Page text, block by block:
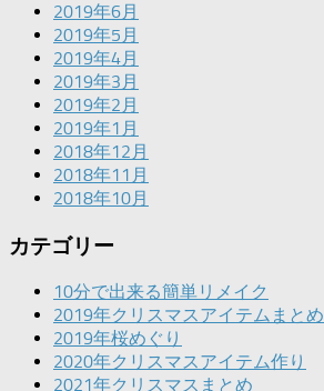
2019年6月
2019年5月
2019年4月
2019年3月
2019年2月
2019年1月
2018年12月
2018年11月
2018年10月
カテゴリー
10分で出来る簡単リメイク
2019年クリスマスアイテムまとめ
2019年桜めぐり
2020年クリスマスアイテム作り
2021年クリスマスまとめ